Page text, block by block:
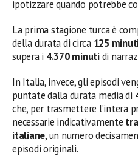
ipotizzare quando potrebbe
La prima stagione turca è
della durata di circa 125
supera i 4.370 minutidi
In Italia, invece, gli episodi
puntate dalla durata media di
che, per trasmettere l’intera
necessarie indicativamente
italiane, un numero
episodi originali.